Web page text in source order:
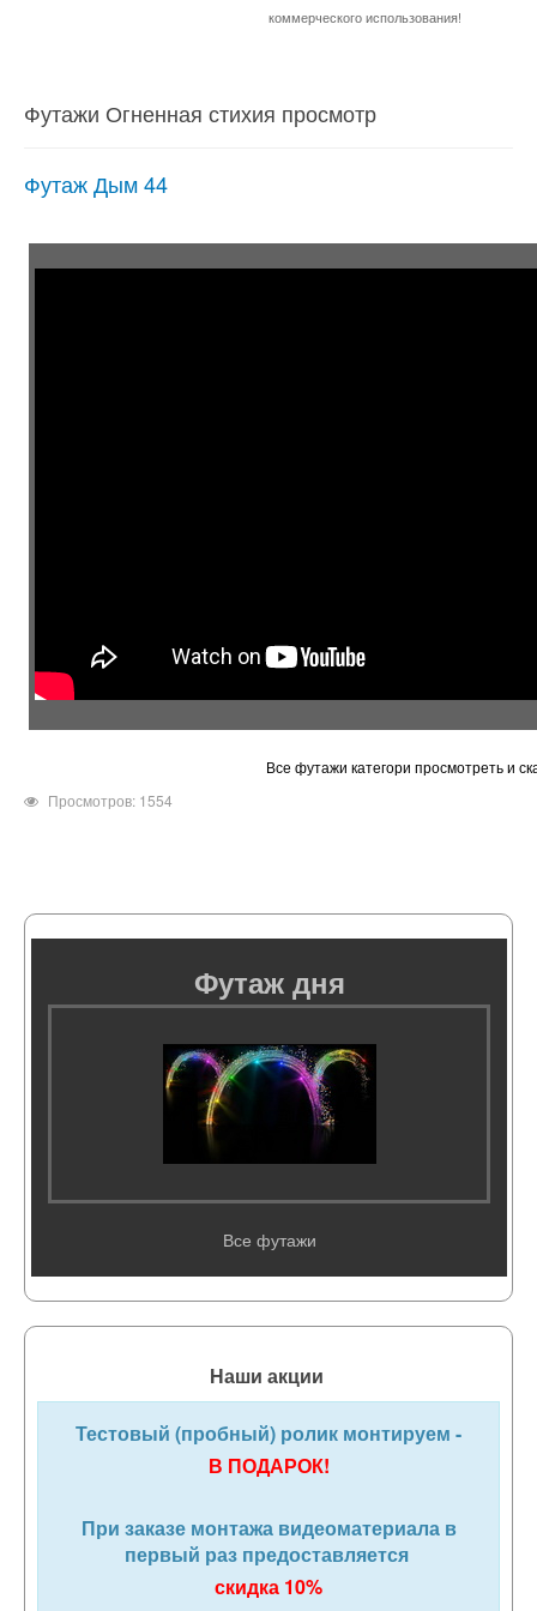
коммерческого использования!
Футажи Огненная стихия просмотр
Футаж Дым 44
Все футажи категори просмотреть и
Просмотров: 1554
Футаж дня
Все футажи
Наши акции
Тестовый (пробный) ролик монтируем -
В ПОДАРОК!
При заказе монтажа видеоматериала в
первый раз предоставляется
скидка 10%